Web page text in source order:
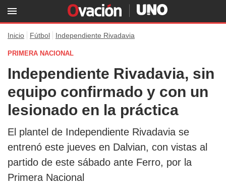
Inicio Fútbol Independiente Rivadavia
PRIMERA NACIONAL
Independiente Rivadavia, sin
equipo confirmado y con un
lesionado en la práctica
El plantel de Independiente Rivadavia se
entrenó este jueves en Dalvian, con vistas al
partido de este sábado ante Ferro, por la
Primera Nacional